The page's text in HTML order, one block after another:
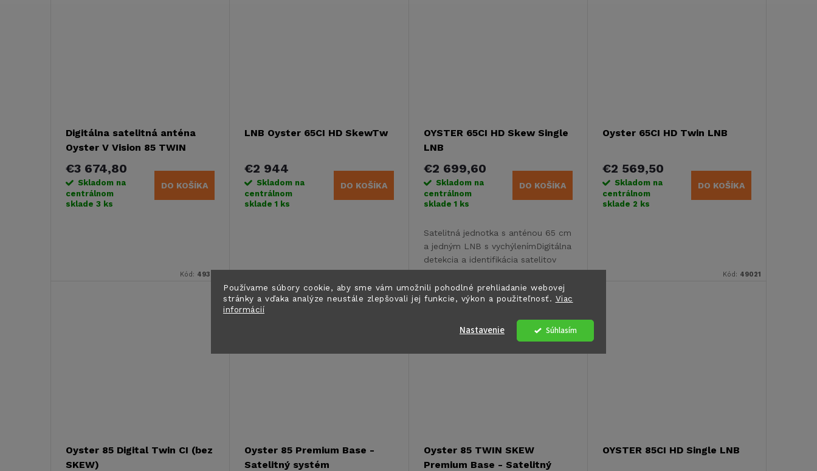
Používame súbory cookie, aby sme vám umožnili pohodlné prehliadanie webovej
stránky a vďaka analýze neustále zlepšovali jej funkcie, výkon a použiteľnosť. Viac
informácií
Súhlasím
Nastavenie
Digitálna satelitná anténa
Oyster V Vision 85 TWIN
Skew
€3 674,80
Skladom na
centrálnom
sklade 3 ks
DO KOŠÍKA
Kód: 493277
LNB Oyster 65CI HD SkewTw
€2 944
Skladom na
centrálnom
sklade1 ks
DO KOŠÍKA
OYSTER 65CI HD Skew Single
LNB
€2 699,60
Skladom na
centrálnom
sklade 1 ks
DO KOŠÍKA
Satelitná jednotka s anténou 65 cm
a jedným LNB s vychýlenímDigitálna
detekcia a identifikácia satelitov
stlačením tlačidlaAutomatické
vysunutie pri naštartovaní
vozidlaPlne...
Oyster 65CI HD Twin LNB
€2 569,50
Skladom na
centrálnom
sklade 2 ks
DO KOŠÍKA
Kód: 49021
Oyster 85 Digital Twin CI (bez
SKEW)
Oyster 85 Premium Base -
Satelitný systém
Oyster 85 TWIN SKEW
Premium Base - Satelitný
OYSTER 85CI HD Single LNB